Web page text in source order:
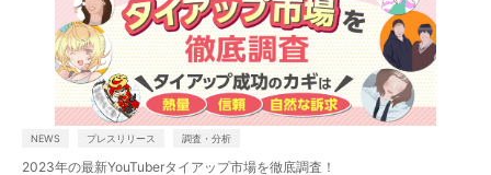
NEWS プレスリリース 調査・分析
2023年の最新YouTuberタイアップ市場を徹底調査！